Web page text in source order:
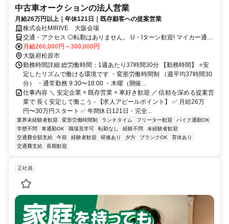
中古車オークションの法人営業
月給26万円以上｜年休121日｜既存顧客への提案営業
株式会社MIRIVE 大阪会場
交通・アクセス ◎転勤はありません。 U・Iターン歓迎! マイカー通勤
OK (駐車場完備)
月給260,000円～300,000円
大阪府松原市
勤務時間詳細 総労働時間：1週あたり37時間30分 【勤務時間】 ⭐安
定したリズムで働ける環境です ・変形労働時間制 （週平均37時間30
分） ・通常勤務 9:30〜18:00 ・木曜（開催...
仕事内容 ＼ 安定企業 × 既存営業 × 車好き歓迎 ／ 信頼を深める提案営
業で 長く安定して働こう - 【求人アピールポイント】 ✅ 月給26万
円〜30万円スタート ✅ 年間休日121日・完全...
業界未経験者歓迎 変形労働時間制 ランチタイム フリーター歓迎
バイク通勤OK
学歴不問
車通勤OK 職場見学可 転勤なし 経験不問
未経験者歓迎
交通費全額支給
午前 経験者歓迎 研修あり 夕方 ブランクOK
育休あり
交通費支給
長期歓迎
正社員